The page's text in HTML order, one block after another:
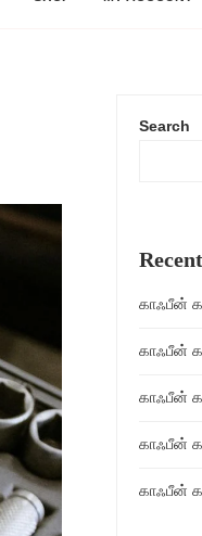
Search
காஃபீன்
காஃபீன்
காஃபீன்
காஃபீன்
காஃபீன்